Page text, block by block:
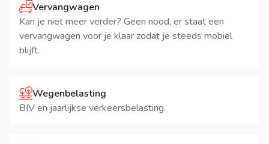
Vervangwagen
Kan je niet meer verder? Geen nood, er staat een
vervangwagen voor je klaar zodat je steeds mobiel
blijft.
Wegenbelasting
BIV en jaarlijkse verkeersbelasting.